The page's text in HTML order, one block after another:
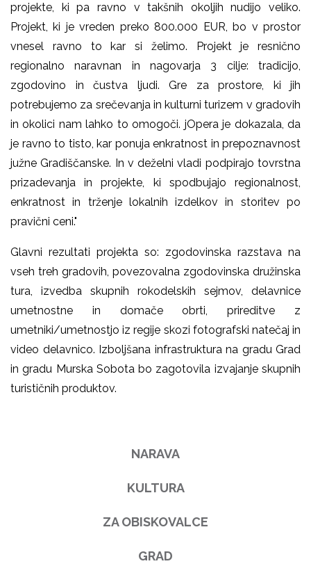
projekte, ki pa ravno v takšnih okoljih nudijo veliko.
Projekt, ki je vreden preko 800.000 EUR, bo v prostor
vnesel ravno to kar si želimo. Projekt je resnično
regionalno naravnan in nagovarja 3 cilje: tradicijo,
zgodovino in čustva ljudi. Gre za prostore, ki jih
potrebujemo za srečevanja in kulturni turizem v gradovih
in okolici nam lahko to omogoči. jOpera je dokazala, da
je ravno to tisto, kar ponuja enkratnost in prepoznavnost
južne Gradiščanske. In v deželni vladi podpirajo tovrstna
prizadevanja in projekte, ki spodbujajo regionalnost,
enkratnost in trženje lokalnih izdelkov in storitev po
pravični ceni."
Glavni rezultati projekta so: zgodovinska razstava na
vseh treh gradovih, povezovalna zgodovinska družinska
tura, izvedba skupnih rokodelskih sejmov, delavnice
umetnostne in domače obrti, prireditve z
umetniki/umetnostjo iz regije skozi fotografski natečaj in
video delavnico. Izboljšana infrastruktura na gradu Grad
in gradu Murska Sobota bo zagotovila izvajanje skupnih
turističnih produktov.
NARAVA
KULTURA
ZA OBISKOVALCE
GRAD